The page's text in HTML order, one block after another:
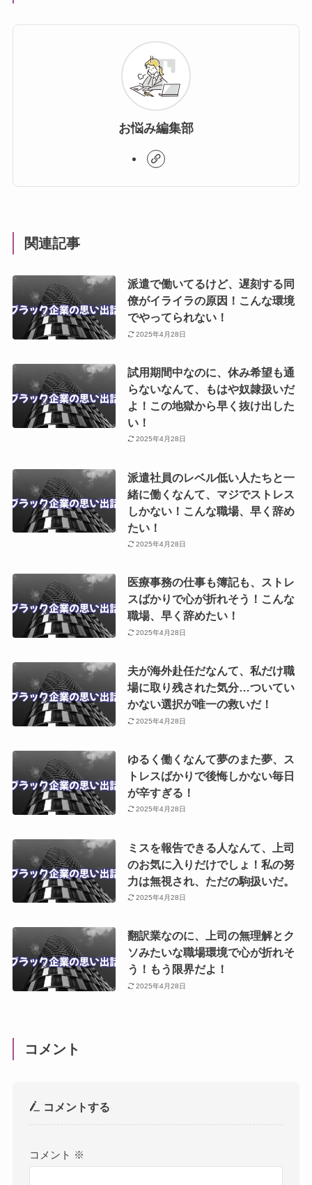
お悩み編集部
関連記事
派遣で働いてるけど、遅刻する同
僚がイライラの原因！こんな環境
でやってられない！
2025年4月28日
試用期間中なのに、休み希望も通
らないなんて、もはや奴隷扱いだ
よ！この地獄から早く抜け出した
い！
2025年4月28日
派遣社員のレベル低い人たちと一
緒に働くなんて、マジでストレス
しかない！こんな職場、早く辞め
たい！
2025年4月28日
医療事務の仕事も簿記も、ストレ
スばかりで心が折れそう！こんな
職場、早く辞めたい！
2025年4月28日
夫が海外赴任だなんて、私だけ職
場に取り残された気分…ついてい
かない選択が唯一の救いだ！
2025年4月28日
ゆるく働くなんて夢のまた夢、ス
トレスばかりで後悔しかない毎日
が辛すぎる！
2025年4月28日
ミスを報告できる人なんて、上司
のお気に入りだけでしょ！私の努
力は無視され、ただの駒扱いだ。
2025年4月28日
翻訳業なのに、上司の無理解とク
ソみたいな職場環境で心が折れそ
う！もう限界だよ！
2025年4月28日
コメント
コメントする
コメント ※